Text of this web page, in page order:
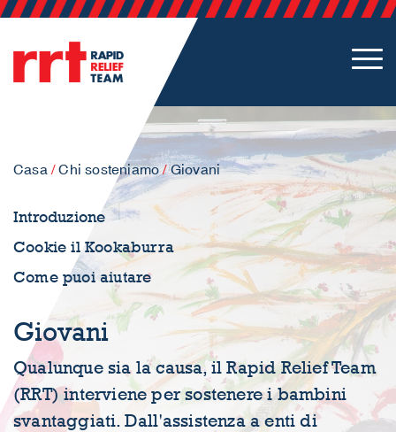
Casa/Chi sosteniamo/Giovani
Giovani
Qualunque sia la causa, il Rapid Relief Team
(RRT) interviene per sostenere i bambini
svantaggiati. Dall'assistenza a enti di
Introduzione
Cookie il Kookaburra
Come puoi aiutare